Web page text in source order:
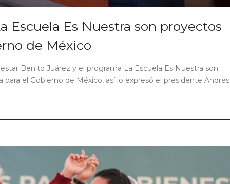
Escuela Es Nuestra son proyectos
de México
Benito Juárez y el programa La Escuela Es Nuestra son
el Gobierno de México, así lo expresó el presidente Andrés